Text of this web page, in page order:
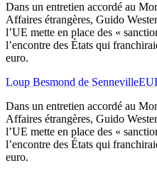
Dans un entretien accordé au
Affaires étrangères, Guido
l’UE mette en place des «
l’encontre des États qui
euro.
Loup Besmond de Senneville
Dans un entretien accordé au
Affaires étrangères, Guido
l’UE mette en place des «
l’encontre des États qui
euro.